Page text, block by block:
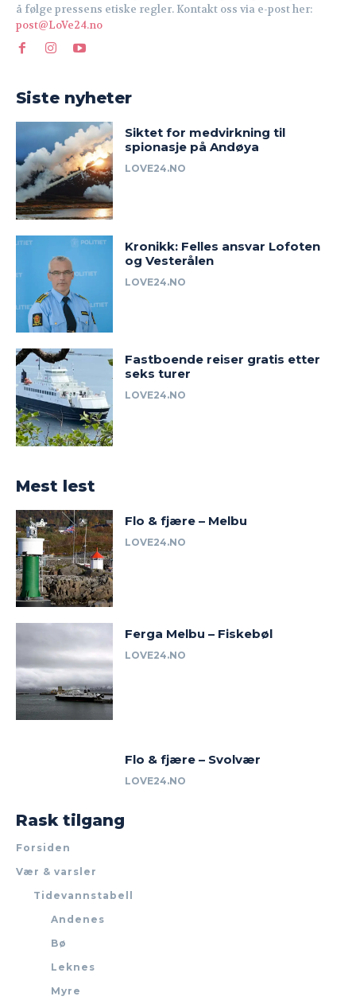
å følge pressens etiske regler. Kontakt oss via e-post her:
post@LoVe24.no
Siste nyheter
Siktet for medvirkning til
spionasje på Andøya
LOVE24.NO
Kronikk: Felles ansvar Lofoten
og Vesterålen
LOVE24.NO
Fastboende reiser gratis etter
seks turer
LOVE24.NO
Mest lest
Flo & fjære – Melbu
LOVE24.NO
Ferga Melbu – Fiskebøl
LOVE24.NO
Flo & fjære – Svolvær
LOVE24.NO
Rask tilgang
Forsiden
Vær & varsler
Tidevannstabell
Andenes
Bø
Leknes
Myre